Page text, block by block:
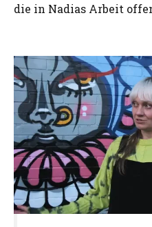
die in Nadias Arbeit